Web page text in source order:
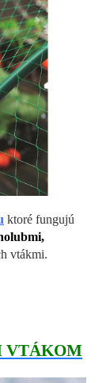
ktoré fungujú
vtákmi.
VTÁKOM